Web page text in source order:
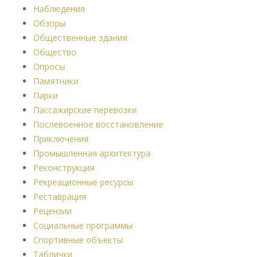
Наблюдения
Обзоры
Общественные здания
Общество
Опросы
Памятники
Парки
Пассажирские перевозки
Послевоенное восстановление
Приключения
Промышленная архитектура
Реконструкция
Рекреационные ресурсы
Реставрация
Рецензии
Социальные программы
Спортивные объекты
Таблички